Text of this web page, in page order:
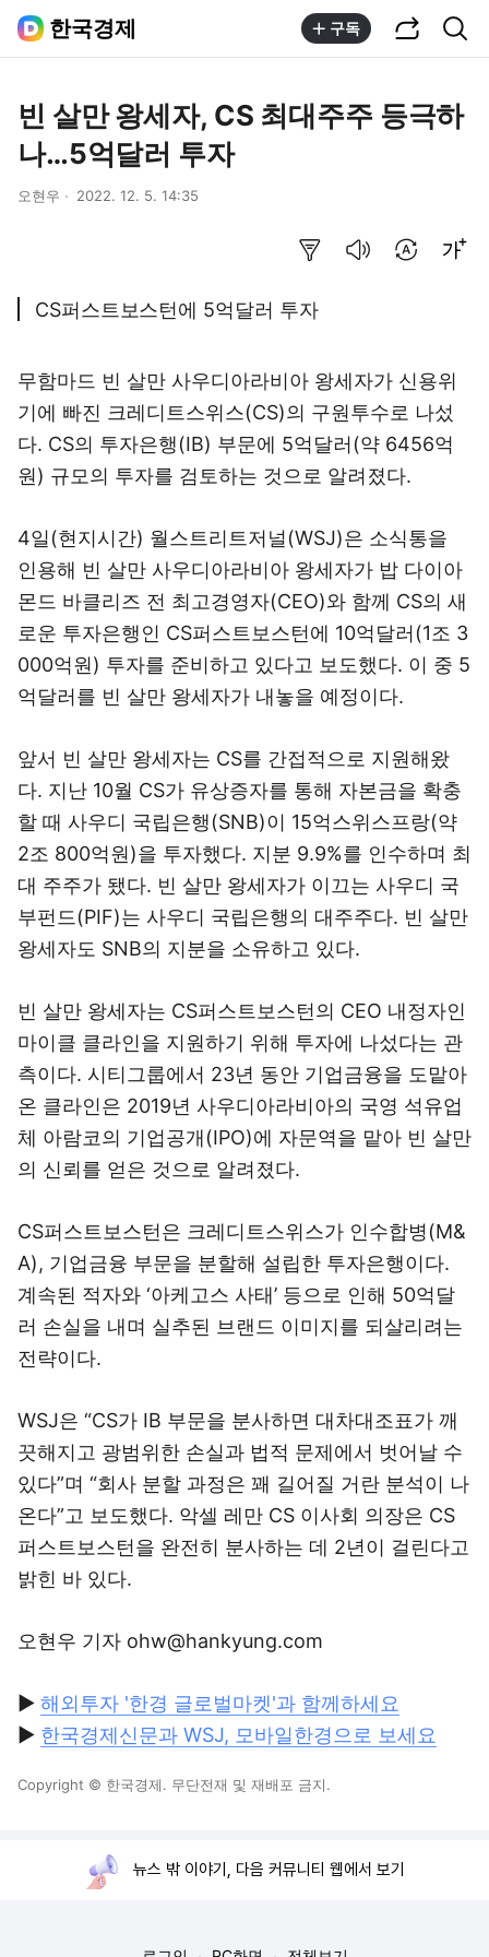
한국경제 구독
빈 살만 왕세자, CS 최대주주 등극하
나…5억달러 투자
오현우 2022. 12. 5. 14:35
CS퍼스트보스턴에 5억달러 투자
무함마드 빈 살만 사우디아라비아 왕세자가 신용위
기에 빠진 크레디트스위스(CS)의 구원투수로 나섰
다. CS의 투자은행(IB) 부문에 5억달러(약 6456억
원) 규모의 투자를 검토하는 것으로 알려졌다.
4일(현지시간) 월스트리트저널(WSJ)은 소식통을
인용해 빈 살만 사우디아라비아 왕세자가 밥 다이아
몬드 바클리즈 전 최고경영자(CEO)와 함께 CS의 새
로운 투자은행인 CS퍼스트보스턴에 10억달러(1조 3
000억원) 투자를 준비하고 있다고 보도했다. 이 중 5
억달러를 빈 살만 왕세자가 내놓을 예정이다.
앞서 빈 살만 왕세자는 CS를 간접적으로 지원해왔
다. 지난 10월 CS가 유상증자를 통해 자본금을 확충
할 때 사우디 국립은행(SNB)이 15억스위스프랑(약
2조 800억원)을 투자했다. 지분 9.9%를 인수하며 최
대 주주가 됐다. 빈 살만 왕세자가 이끄는 사우디 국
부펀드(PIF)는 사우디 국립은행의 대주주다. 빈 살만
왕세자도 SNB의 지분을 소유하고 있다.
빈 살만 왕세자는 CS퍼스트보스턴의 CEO 내정자인
마이클 클라인을 지원하기 위해 투자에 나섰다는 관
측이다. 시티그룹에서 23년 동안 기업금융을 도맡아
온 클라인은 2019년 사우디아라비아의 국영 석유업
체 아람코의 기업공개(IPO)에 자문역을 맡아 빈 살만
의 신뢰를 얻은 것으로 알려졌다.
CS퍼스트보스턴은 크레디트스위스가 인수합병(M&
A), 기업금융 부문을 분할해 설립한 투자은행이다.
계속된 적자와 ‘아케고스 사태’ 등으로 인해 50억달
러 손실을 내며 실추된 브랜드 이미지를 되살리려는
전략이다.
WSJ은 “CS가 IB 부문을 분사하면 대차대조표가 깨
끗해지고 광범위한 손실과 법적 문제에서 벗어날 수
있다”며 “회사 분할 과정은 꽤 길어질 거란 분석이 나
온다”고 보도했다. 악셀 레만 CS 이사회 의장은 CS
퍼스트보스턴을 완전히 분사하는 데 2년이 걸린다고
밝힌 바 있다.
오현우 기자 ohw@hankyung.com
▶ 해외투자 '한경 글로벌마켓'과 함께하세요
▶ 한국경제신문과 WSJ, 모바일한경으로 보세요
Copyright © 한국경제. 무단전재 및 재배포 금지.
뉴스 밖 이야기, 다음 커뮤니티 웹에서 보기